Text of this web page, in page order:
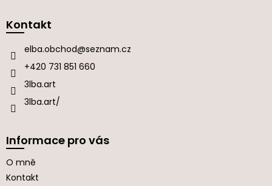
aKontakt
elba.obchod@seznam.cz
+420 731 851 660
3lba.art
3lba.art/
Informace pro vás
O mně
Kontakt